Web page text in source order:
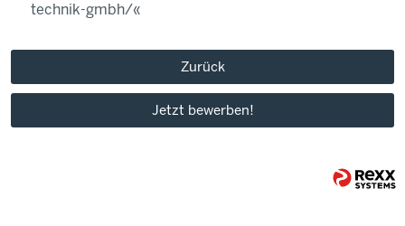
technik-gmbh/
Zurück
Jetzt bewerben!